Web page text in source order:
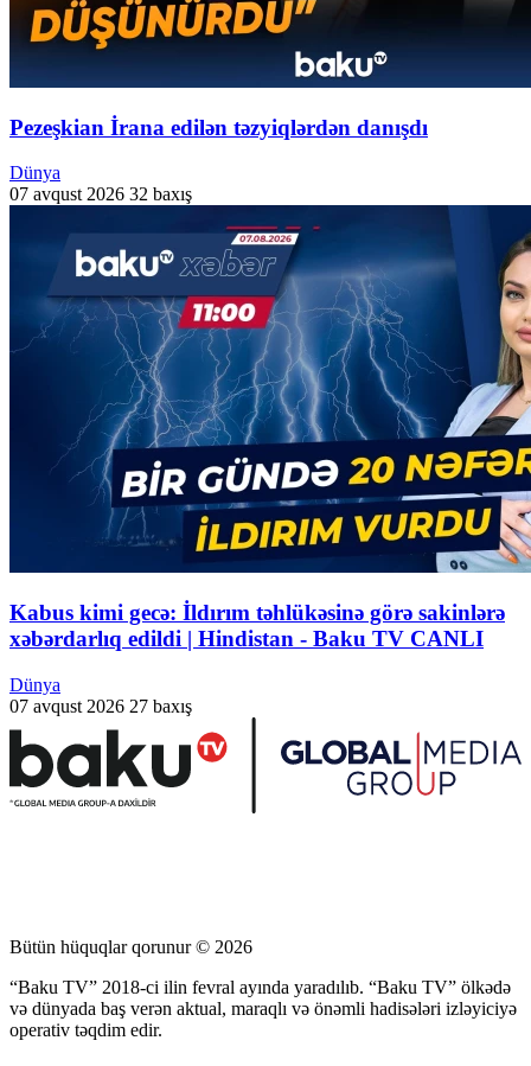
Pezeşkian İrana edilən təzyiqlərdən danışdı
Dünya
07 avqust 2026 32 baxış
Kabus kimi gecə: İldırım təhlükəsinə görə sakinlərə
xəbərdarlıq edildi | Hindistan - Baku TV CANLI
Dünya
07 avqust 2026 27 baxış
Bütün hüquqlar qorunur © 2026
“Baku TV” 2018-ci ilin fevral ayında yaradılıb. “Baku TV” ölkədə
və dünyada baş verən aktual, maraqlı və önəmli hadisələri izləyiciyə
operativ təqdim edir.